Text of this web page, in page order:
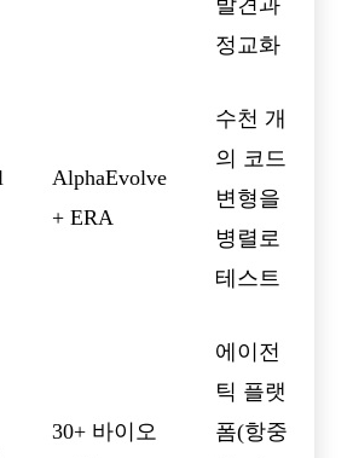
발견과
정교화
AlphaEvolve
+ ERA
수천 개
의 코드
변형을
병렬로
테스트
30+ 바이오
에이전
틱 플랫
폼(항중